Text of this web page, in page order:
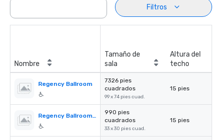
Filtros
Nombre
Tamaño de
sala
Altura del
techo
Regency Ballroom
7326 pies
cuadrados
99 x 74 pies cuad.
15 pies
Regency Ballroom A–F (each)
990 pies
cuadrados
33 x 30 pies cuad.
15 pies